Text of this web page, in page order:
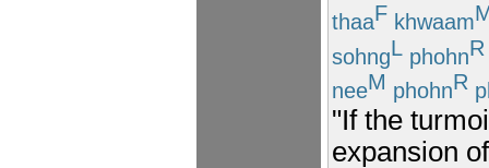
thaaF khwaam
sohngL phohnR
neeM phohnR
"If the
expansion